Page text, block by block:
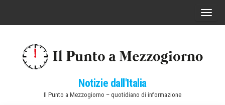
C
Notizie dall'Italia
Il Punto a Mezzogiorno – quotidiano di informazione